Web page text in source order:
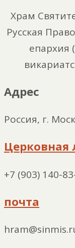
Храм
Русская
епархия
Адрес
Россия, г.
Церковная
+7 (903) 140-
почта